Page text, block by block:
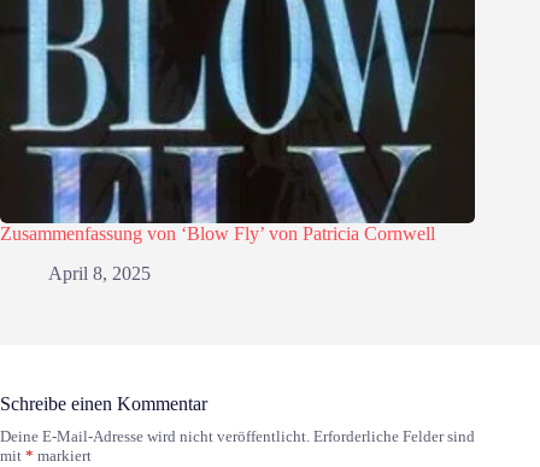
Zusammenfassung von ‘Blow Fly’ von Patricia Cornwell
April 8, 2025
Schreibe einen Kommentar
Deine E-Mail-Adresse wird nicht veröffentlicht. Erforderliche Felder sind
mit * markiert